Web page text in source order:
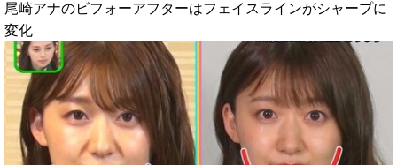
尾崎アナのビフォーアフターはフェイスラインがシャープに
変化